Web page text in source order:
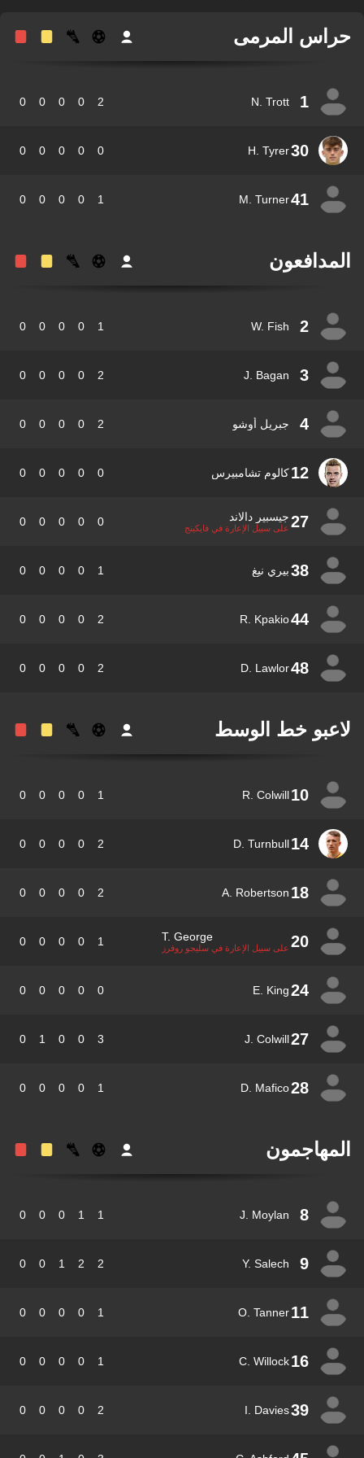
المرمى
1
N. Trott
0
0
0
30
H. Tyrer
0
0
0
0
41
M. Turner
0
0
0
2
W. Fish
0
0
0
3
J. Bagan
0
0
0
4 جبريل أوشو 0
0
0
12 كالوم تشامبيرس 0
0
0
0
27 جيسبير دالاند
على سبيل الإعارة في فايكينج 0
0
0
0
38 بيري نيغ 0
0
0
44
R. Kpakio
0
0
0
48
D. Lawlor
0
0
0
خط الوسط
10
R. Colwill
0
0
0
14
D. Turnbull
0
0
0
18
A. Robertson
0
0
0
20
T. George
على سبيل الإعارة في سليجو روفرز 0
0
0
24
E. King
0
0
0
0
27
J. Colwill
0
1
28
D. Mafico
0
0
0
8
J. Moylan
0
0
9
Y. Salech
0
11
O. Tanner
0
0
0
16
C. Willock
0
0
0
39
I. Davies
0
0
0